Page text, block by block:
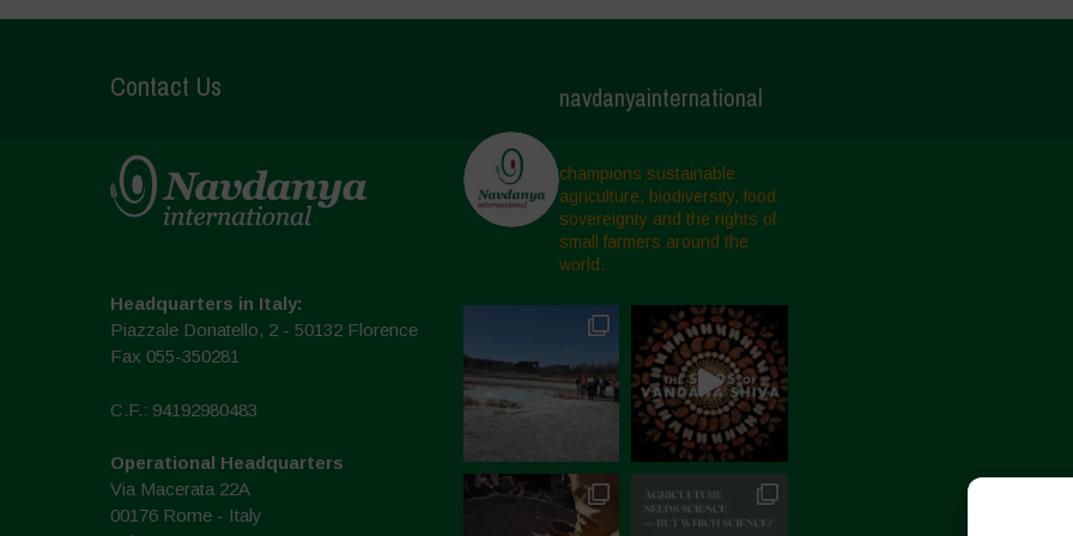
Contact Us
Headquarters in Italy:
Piazzale Donatello, 2 - 50132 Florence
Fax 055-350281
C.F.: 94192980483
Operational Headquarters
Via Macerata 22A
00176 Rome - Italy
navdanyainternational
champions sustainable
agriculture, biodiversity, food
sovereignty and the rights of
small farmers around the
world.